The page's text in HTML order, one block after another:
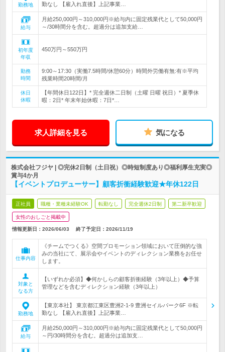
勤務地
勤なし 【雇入れ直後】上記事業…
給与
月給250,000円～310,000円※給与内に固定残業代として50,000円
～/30時間分を含む。超過分は追加支給…
初年度
年収
450万円～550万円
勤務
時間
9:00～17:30（実働7.5時間/休憩60分）時間外労働有無:有※平均
残業時間20時間/月
休日
休暇
【年間休日122日】* 完全週休二日制（土曜 日曜 祝日）* 夏季休
暇：2日* 年末年始休暇：7日*…
求人詳細を見る 気になる
株式会社フジヤ | ◎完休2日制（土日祝）◎時短制度あり◎福利厚生充実◎
賞与4か月
【イベントプロデューサー】顧客折衝経験歓迎★年休122日
正社員 職種・業種未経験OK 転勤なし 完全週休2日制 第二新卒歓迎
女性のおしごと掲載中
情報更新日：2026/06/03 終了予定日： 2026/11/19
仕事内容
《チームでつくる》空間プロモーション領域において圧倒的な強
みの当社にて、展示会やイベントのディレクション業務をお任せ
します。
対象と
なる方
【いずれか必須】◆何かしらの顧客折衝経験（3年以上）◆予算
管理などを含むディレクション経験（3年以上）
勤務地
【東京本社】 東京都江東区豊洲2-1-9 豊洲セイルパーク6F ※転
勤なし 【雇入れ直後】上記事業…
給与
月給250,000円～310,000円※給与内に固定残業代として50,000円
～円/30時間分を含む。超過分は追加支…